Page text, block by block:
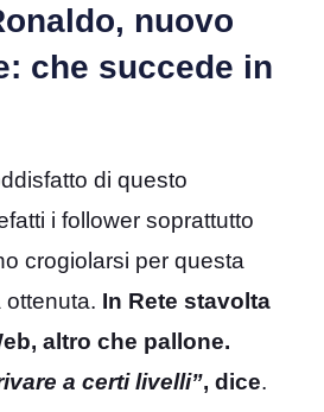
nuovo
che succede in
di questo
i follower soprattutto
crogiolarsi per questa
ottenuta. In Rete stavolta
altro che pallone.
a certi livelli”, dice.